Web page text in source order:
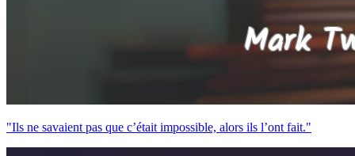
"Ils ne savaient pas que c’était impossible, alors ils l’ont fait."